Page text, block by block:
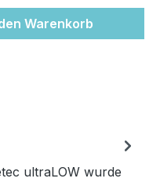
Warenkorb
ultraLOW wurde